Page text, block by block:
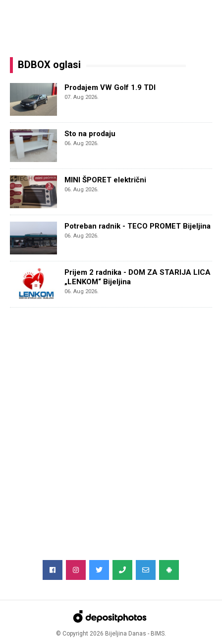
BDBOX oglasi
Prodajem VW Golf 1.9 TDI
07. Aug 2026.
Sto na prodaju
06. Aug 2026.
MINI ŠPORET električni
06. Aug 2026.
Potreban radnik - TECO PROMET Bijeljina
06. Aug 2026.
Prijem 2 radnika - DOM ZA STARIJA LICA
„LENKOM“ Bijeljina
06. Aug 2026.
© Copyright 2026 Bijeljina Danas - BIMS.